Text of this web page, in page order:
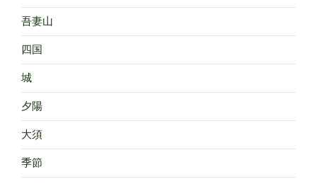
吾妻山
四国
城
夕陽
大須
季節